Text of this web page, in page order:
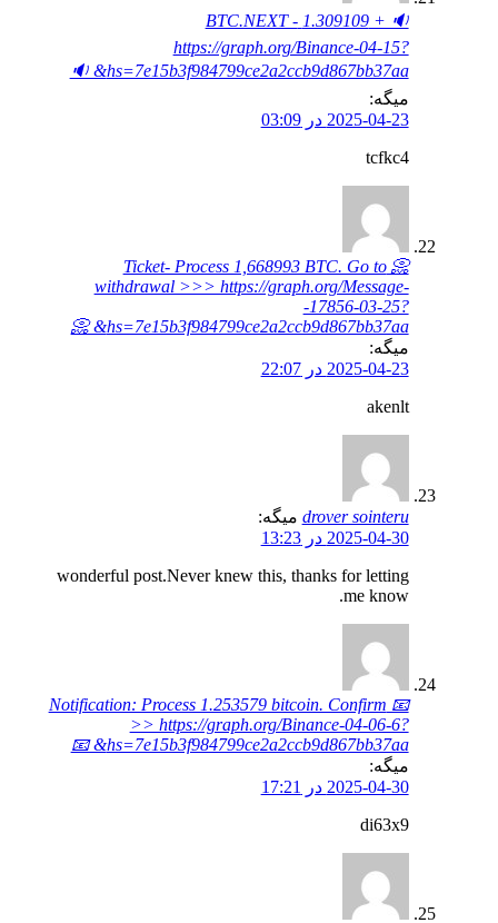
🔉 + 1.309109 BTC.NEXT -
https://graph.org/Binance-04-15?
hs=7e15b3f984799ce2a2ccb9d867bb37aa& 🔉
میگه:
2025-04-23 در 03:09
tcfkc4
📀 Ticket- Process 1,668993 BTC. Go to
withdrawal >>> https://graph.org/Message-
-17856-03-25?
hs=7e15b3f984799ce2a2ccb9d867bb37aa& 📀
میگه:
2025-04-23 در 22:07
akenlt
drover sointeru میگه:
2025-04-30 در 13:23
wonderful post.Never knew this, thanks for letting
me know.
📧 Notification: Process 1.253579 bitcoin. Confirm
>> https://graph.org/Binance-04-06-6?
hs=7e15b3f984799ce2a2ccb9d867bb37aa& 📧
میگه:
2025-04-30 در 17:21
di63x9